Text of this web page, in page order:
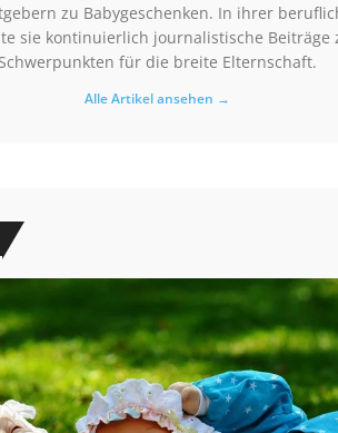
zu Babygeschenken. In ihrer
sie kontinuierlich journalistische Beiträge
Schwerpunkten für die breite Elternschaft.
Alle Artikel ansehen →